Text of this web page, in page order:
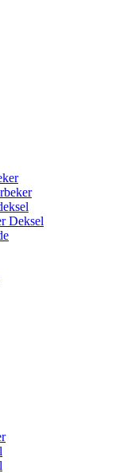
Deksel